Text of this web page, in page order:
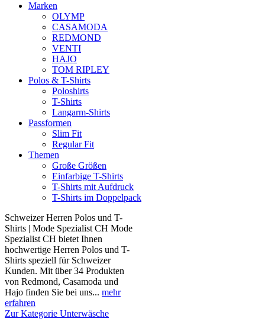
Marken
OLYMP
CASAMODA
REDMOND
VENTI
HAJO
TOM RIPLEY
Polos & T-Shirts
Poloshirts
T-Shirts
Langarm-Shirts
Passformen
Slim Fit
Regular Fit
Themen
Große Größen
Einfarbige T-Shirts
T-Shirts mit Aufdruck
T-Shirts im Doppelpack
Schweizer Herren Polos und T-
Shirts | Mode Spezialist CH Mode
Spezialist CH bietet Ihnen
hochwertige Herren Polos und T-
Shirts speziell für Schweizer
Kunden. Mit über 34 Produkten
von Redmond, Casamoda und
Hajo finden Sie bei uns... mehr
erfahren
Zur Kategorie Unterwäsche